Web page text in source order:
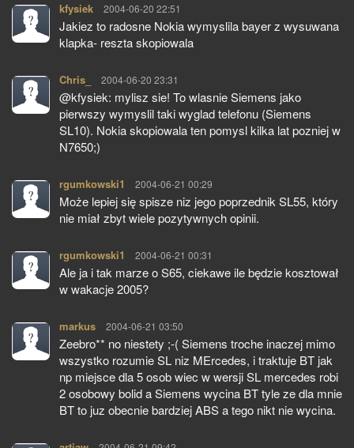
kfysiek pisze:
2004-06-20 22:51
Jakiez to radosne Nokia wymyslila bayer z wysuwana
klapka- reszta skopiowala
Chris_ pisze:
2004-06-20 23:31
@kfysiek: mylisz sie! To wlasnie Siemens jako
pierwszy wymyslil taki wyglad telefonu (Siemens
SL10). Nokia skopiowala ten pomysl kilka lat pozniej w
N7650;)
rgumkowski1 pisze:
2004-06-21 00:29
Może lepiej się spisze niz jego poprzednik SL55, który
nie miał zbyt wiele pozytywnych opinii.
rgumkowski1 pisze:
2004-06-21 00:31
Ale ja i tak marze o S65, ciekawe ile będzie kosztował
w wakacje 2005?
markus pisze:
2004-06-21 03:50
Zeebro** no niestety ;-( Siemens troche inaczej mimo
wszystko rozumie SL niz MErcedes, i traktuje BT jak
np miejsce dla 5 osob wiec w wersji SL mercedes robi
2 osobowy bolid a Siemens wycina BT tyle ze dla mnie
BT to juz obecnie bardziej ABS a tego nikt nie wycina.